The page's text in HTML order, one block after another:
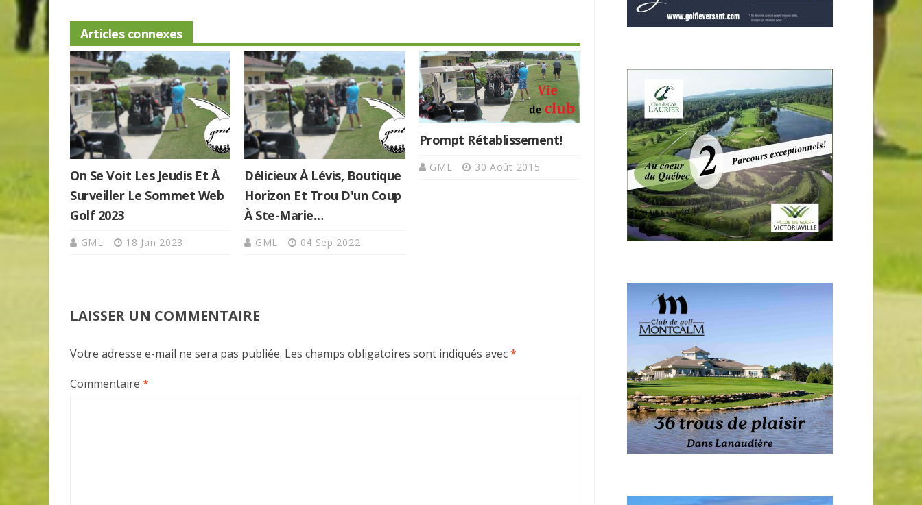
Articles connexes
On Se Voit Les Jeudis Et À
Surveiller Le Sommet Web
Golf 2023
GML 18 Jan 2023
Délicieux À Lévis, Boutique
Horizon Et Trou D'un Coup
À Ste-Marie…
GML 04 Sep 2022
Prompt Rétablissement!
GML 30 Août 2015
LAISSER UN COMMENTAIRE
Votre adresse e-mail ne sera pas publiée. Les champs obligatoires sont indiqués avec*
Commentaire *